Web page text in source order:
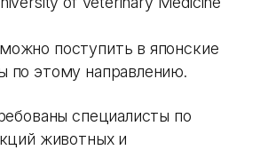
можно поступить в японские
по этому направлению.
специалисты по
животных и